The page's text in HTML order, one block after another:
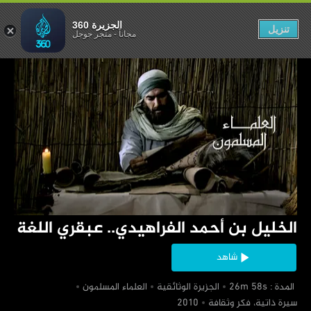
‏الخليل بن أحمد الفراهيدي.. عبقري اللغة
شاهد
‏ المدة : 26m 58s
‏الجزيرة الوثائقية
‏العلماء المسلمون
‏سيرة ذاتية، فكر وثقافة
عبقري اللغة
الجزيرة 360
مجاناً-متجر جوجل تنزيل